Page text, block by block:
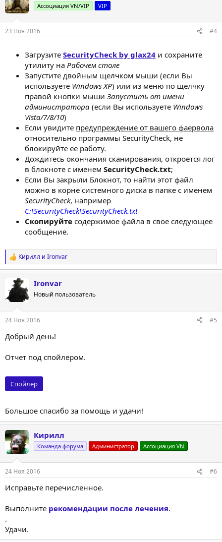
Ассоциация VN/VIP VIP
23 Ноя 2016 #4
Загрузите SecurityCheck by glax24 и сохраните
утилиту на Рабочем столе
Запустите двойным щелчком мыши (если Вы
используете Windows XP) или из меню по щелчку
правой кнопки мыши Запустить от имени
администратора (если Вы используете Windows
Vista/7/8/10)
Если увидите предупреждение от вашего фаервола
относительно программы SecurityCheck, не
блокируйте ее работу.
Дождитесь окончания сканирования, откроется лог
в блокноте с именем SecurityCheck.txt;
Если Вы закрыли Блокнот, то найти этот файл
можно в корне системного диска в папке с именем
SecurityCheck, например
C:\SecurityCheck\SecurityCheck.txt
Скопируйте содержимое файла в свое следующее
сообщение.
Р
е
ц
и
Кирилл и Ironvar
Ironvar
Новый пользователь
24 Ноя 2016 #5
Добрый день!
Отчет под спойлером.
Спойлер
Большое спасибо за помощь и удачи!
Кирилл
Команда форума Администратор Ассоциация VN
24 Ноя 2016 #6
Исправьте перечисленное.
Выполните рекомендации после лечения.
.
Удачи.